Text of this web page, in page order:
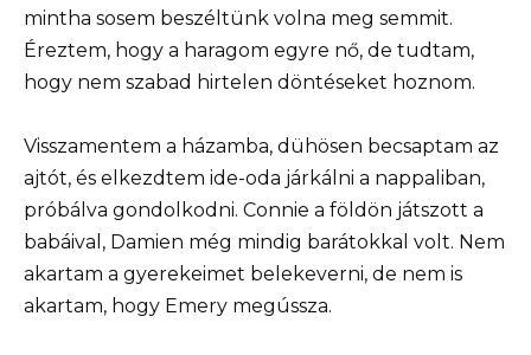
mintha sosem beszéltünk volna meg semmit.
Éreztem, hogy a haragom egyre nő, de tudtam,
hogy nem szabad hirtelen döntéseket hoznom.
Visszamentem a házamba, dühösen becsaptam az
ajtót, és elkezdtem ide-oda járkálni a nappaliban,
próbálva gondolkodni. Connie a földön játszott a
babáival, Damien még mindig barátokkal volt. Nem
akartam a gyerekeimet belekeverni, de nem is
akartam, hogy Emery megússza.